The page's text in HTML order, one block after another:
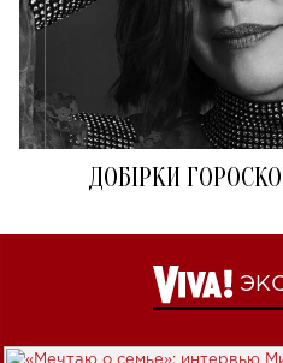
ДОБІРКИ